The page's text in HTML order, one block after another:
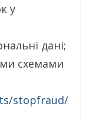
у
дані;
схемами
stopfraud/